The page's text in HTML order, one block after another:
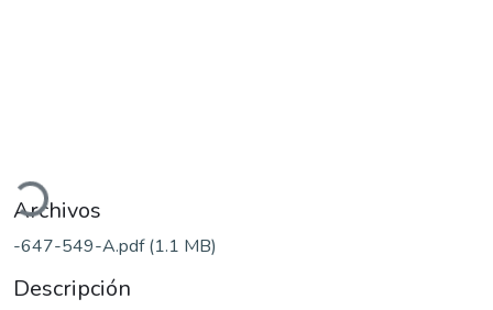
Archivos
-647-549-A.pdf(1.1 MB)
Descripción